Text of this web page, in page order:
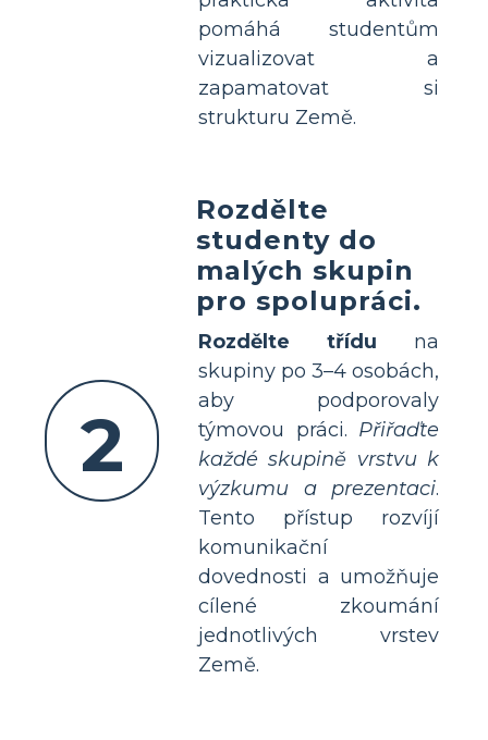
pomáhá studentům
vizualizovat a
zapamatovat si
strukturu Země.
2
Rozdělte
studenty do
malých skupin
pro spolupráci.
Rozdělte třídu na
skupiny po 3–4 osobách,
aby podporovaly
týmovou práci. Přiřaďte
každé skupině vrstvu k
výzkumu a prezentaci.
Tento přístup rozvíjí
komunikační
dovednosti a umožňuje
cílené zkoumání
jednotlivých vrstev
Země.